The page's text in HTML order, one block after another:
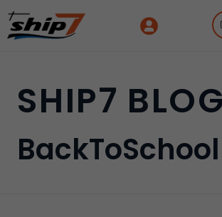
SHIP7
BackToSchool